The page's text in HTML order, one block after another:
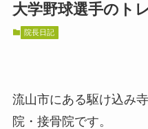
大学野球選手のト
院長日記
流山市にある駆け込み
院・接骨院です。